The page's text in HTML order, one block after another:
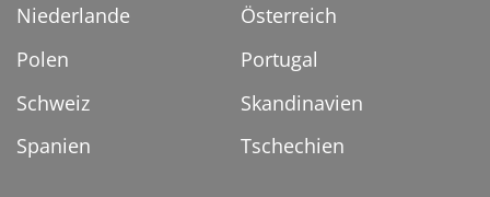
Niederlande
Österreich
Polen
Portugal
Schweiz
Skandinavien
Spanien
Tschechien